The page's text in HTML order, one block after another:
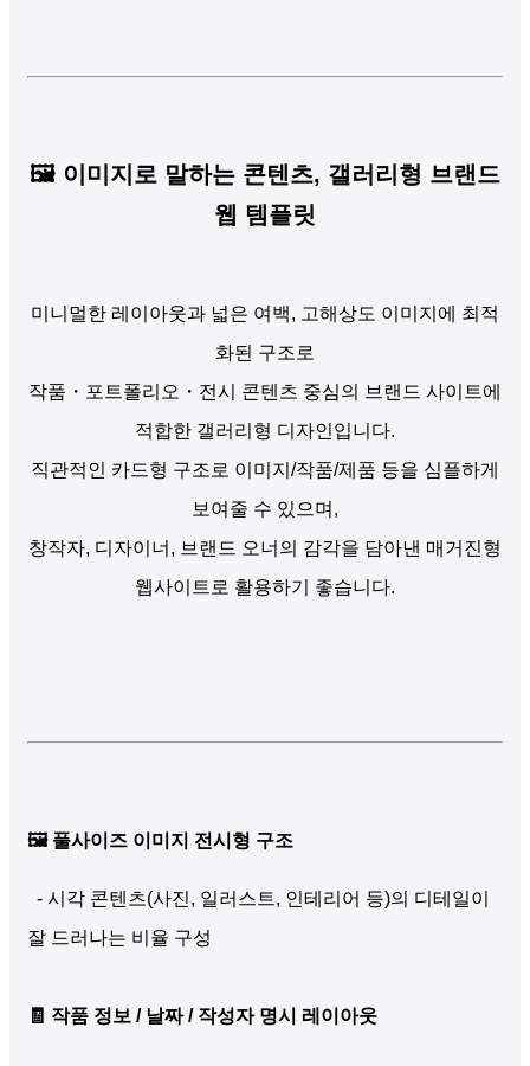
🖼️ 이미지로 말하는 콘텐츠, 갤러리형 브랜드
웹 템플릿
미니멀한 레이아웃과 넓은 여백, 고해상도 이미지에 최적
화된 구조로
작품・포트폴리오・전시 콘텐츠 중심의 브랜드 사이트에
적합한 갤러리형 디자인입니다.
직관적인 카드형 구조로 이미지/작품/제품 등을 심플하게
보여줄 수 있으며,
창작자, 디자이너, 브랜드 오너의 감각을 담아낸 매거진형
웹사이트로 활용하기 좋습니다.
🖼️ 풀사이즈 이미지 전시형 구조
- 시각 콘텐츠(사진, 일러스트, 인테리어 등)의 디테일이
잘 드러나는 비율 구성
🧾 작품 정보 / 날짜 / 작성자 명시 레이아웃